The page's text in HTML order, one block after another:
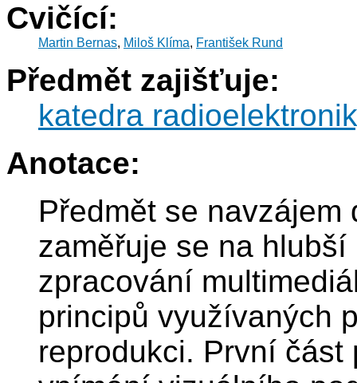
Cvičící:
Martin Bernas, Miloš Klíma, František Rund
Předmět zajišťuje:
katedra
Anotace:
Předmět se navzájem
zaměřuje se na
zpracování
principů využívaných
reprodukci. První část